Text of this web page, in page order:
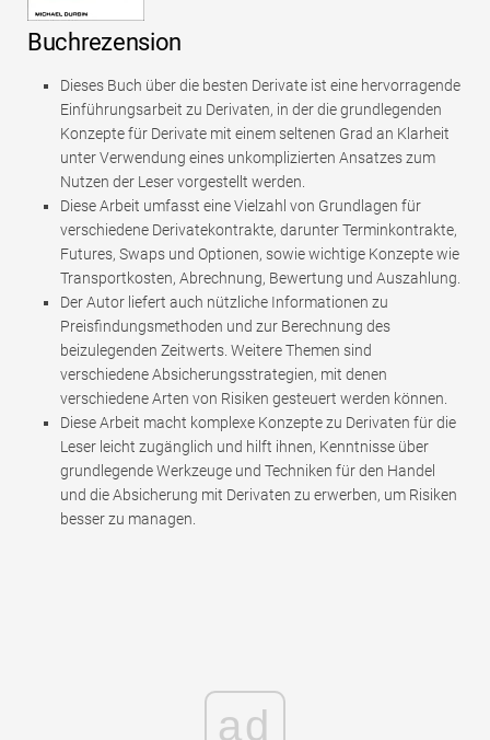
Buchrezension
Dieses Buch über die besten Derivate ist eine hervorragende
Einführungsarbeit zu Derivaten, in der die grundlegenden
Konzepte für Derivate mit einem seltenen Grad an Klarheit
unter Verwendung eines unkomplizierten Ansatzes zum
Nutzen der Leser vorgestellt werden.
Diese Arbeit umfasst eine Vielzahl von Grundlagen für
verschiedene Derivatekontrakte, darunter Terminkontrakte,
Futures, Swaps und Optionen, sowie wichtige Konzepte wie
Transportkosten, Abrechnung, Bewertung und Auszahlung.
Der Autor liefert auch nützliche Informationen zu
Preisfindungsmethoden und zur Berechnung des
beizulegenden Zeitwerts. Weitere Themen sind
verschiedene Absicherungsstrategien, mit denen
verschiedene Arten von Risiken gesteuert werden können.
Diese Arbeit macht komplexe Konzepte zu Derivaten für die
Leser leicht zugänglich und hilft ihnen, Kenntnisse über
grundlegende Werkzeuge und Techniken für den Handel
und die Absicherung mit Derivaten zu erwerben, um Risiken
besser zu managen.
ad